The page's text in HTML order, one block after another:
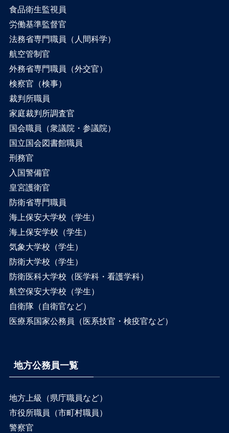
食品衛生監視員
労働基準監督官
法務省専門職員（人間科学）
航空管制官
外務省専門職員（外交官）
検察官（検事）
裁判所職員
家庭裁判所調査官
国会職員（衆議院・参議院）
国立国会図書館職員
刑務官
入国警備官
皇宮護衛官
防衛省専門職員
海上保安大学校（学生）
海上保安学校（学生）
気象大学校（学生）
防衛大学校（学生）
防衛医科大学校（医学科・看護学科）
航空保安大学校（学生）
自衛隊（自衛官など）
医療系国家公務員（医系技官・検疫官など）
地方公務員一覧
地方上級（県庁職員など）
市役所職員（市町村職員）
警察官